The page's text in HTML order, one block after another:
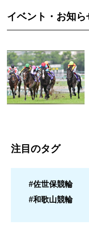
イベント・お知ら
注目のタグ
#佐世保競輪
#和歌山競輪